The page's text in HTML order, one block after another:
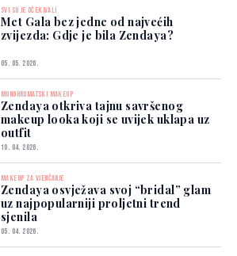
SVI SU JE OČEKIVALI
Met Gala bez jedne od najvećih
zvijezda: Gdje je bila Zendaya?
05. 05. 2026.
MONOHROMATSKI MAKEUP
Zendaya otkriva tajnu savršenog
makeup looka koji se uvijek uklapa uz
outfit
10. 04. 2026.
MAKEUP ZA VJENČANJE
Zendaya osvježava svoj “bridal” glam
uz najpopularniji proljetni trend
sjenila
05. 04. 2026.